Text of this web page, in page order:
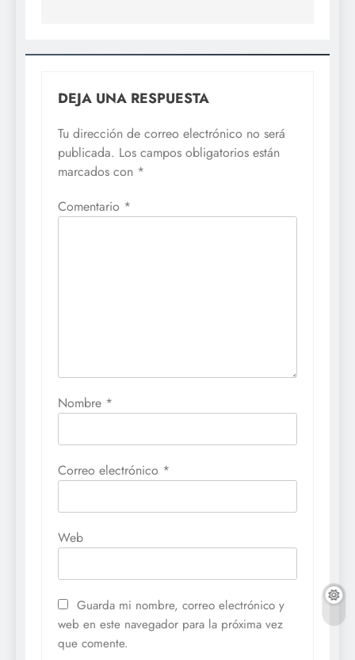
DEJA UNA RESPUESTA
Tu dirección de correo electrónico no será
publicada. Los campos obligatorios están
marcados con *
Comentario *
Nombre *
Correo electrónico *
Web
Guarda mi nombre, correo electrónico y
web en este navegador para la próxima vez
que comente.